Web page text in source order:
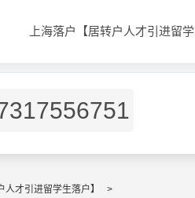
上海落户【居转户人才引进留学
才引进留学生落户】 >